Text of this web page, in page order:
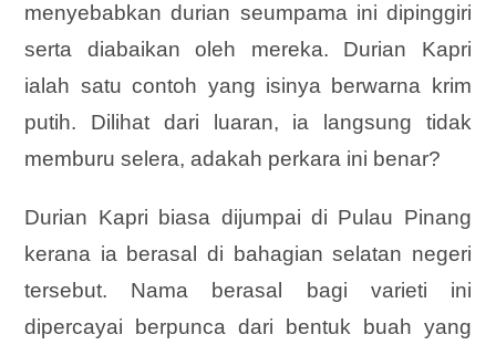
menyebabkan durian seumpama ini dipinggiri
serta diabaikan oleh mereka. Durian Kapri
ialah satu contoh yang isinya berwarna krim
putih. Dilihat dari luaran, ia langsung tidak
memburu selera, adakah perkara ini benar?
Durian Kapri biasa dijumpai di Pulau Pinang
kerana ia berasal di bahagian selatan negeri
tersebut. Nama berasal bagi varieti ini
dipercayai berpunca dari bentuk buah yang